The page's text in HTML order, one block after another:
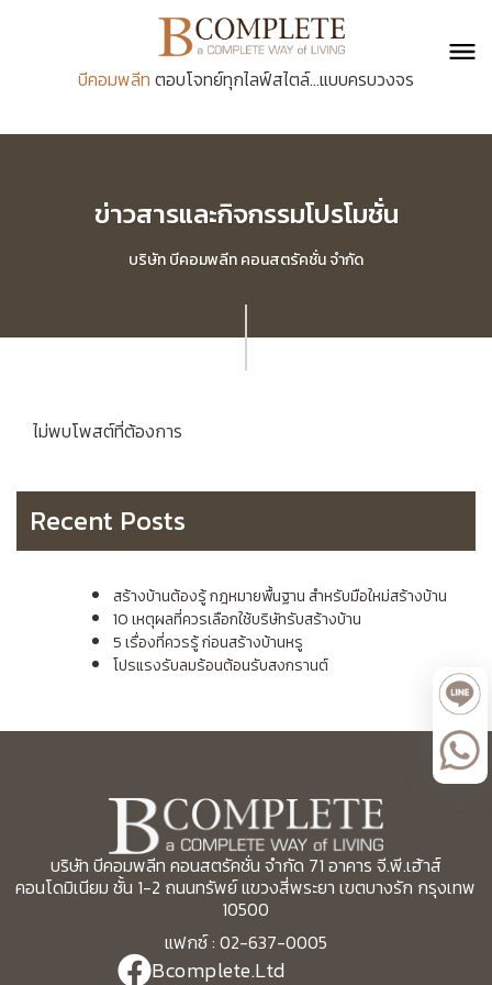
บีคอมพลีท ตอบโจทย์ทุกไลฟ์สไตล์...แบบครบวงจร
ข่าวสารและกิจกรรมโปรโมชั่น
บริษัท บีคอมพลีท คอนสตรัคชั่น จำกัด
ไม่พบโพสต์ที่ต้องการ
Recent Posts
สร้างบ้านต้องรู้ กฎหมายพื้นฐาน สำหรับมือใหม่สร้างบ้าน
10 เหตุผลที่ควรเลือกใช้บริษัทรับสร้างบ้าน
5 เรื่องที่ควรรู้ ก่อนสร้างบ้านหรู
โปรแรงรับลมร้อนต้อนรับสงกรานต์
บริษัท บีคอมพลีท คอนสตรัคชั่น จำกัด 71 อาคาร จี.พี.เฮ้าส์
คอนโดมิเนียม ชั้น 1-2 ถนนทรัพย์ แขวงสี่พระยา เขตบางรัก กรุงเทพ
10500
แฟกซ์ : 02-637-0005
Bcomplete.Ltd